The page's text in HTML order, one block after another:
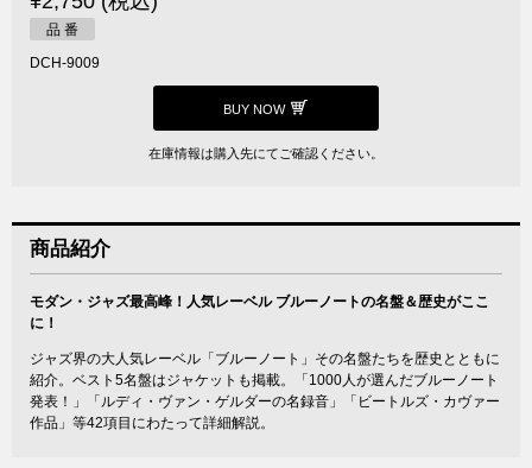
品 番
DCH-9009
BUY NOW
在庫情報は購入先にてご確認ください。
商品紹介
モダン・ジャズ最高峰！人気レーベル ブルーノートの名盤＆歴史がここ
に！
ジャズ界の大人気レーベル「ブルーノート」その名盤たちを歴史とともに
紹介。ベスト5名盤はジャケットも掲載。「1000人が選んだブルーノート
発表！」「ルディ・ヴァン・ゲルダーの名録音」「ビートルズ・カヴァー
作品」等42項目にわたって詳細解説。